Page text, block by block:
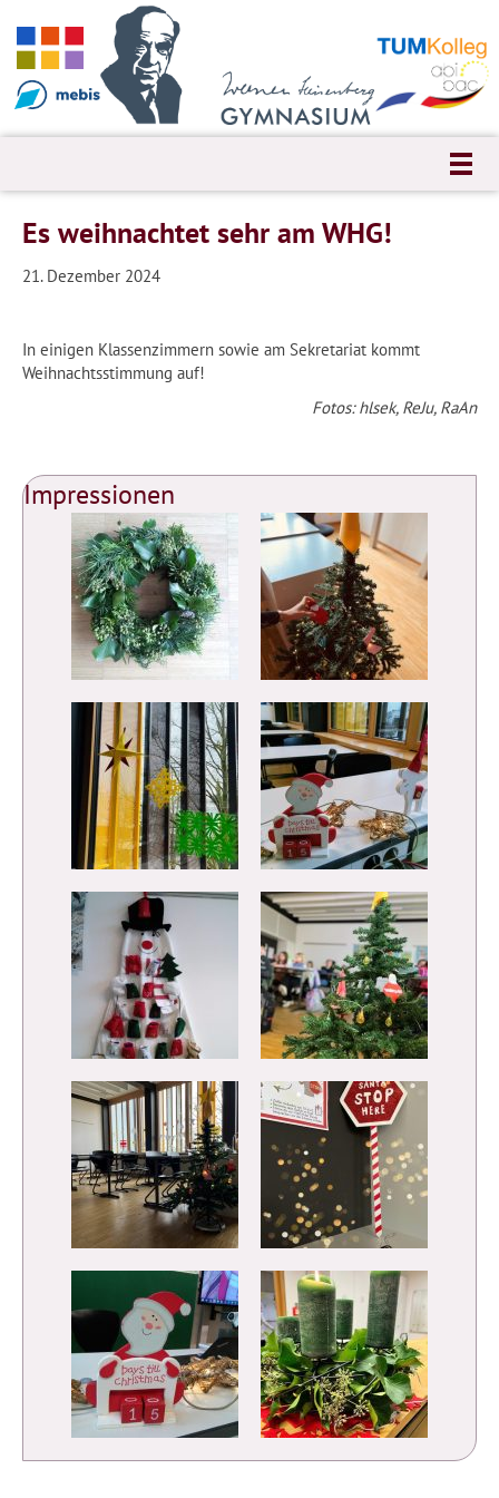
Es weihnachtet sehr am WHG!
21. Dezember 2024
In einigen Klassenzimmern sowie am Sekretariat kommt
Weihnachtsstimmung auf!
Fotos: hlsek, ReJu, RaAn
Impressionen